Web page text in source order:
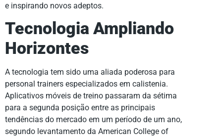
e inspirando novos adeptos.
Tecnologia Ampliando
Horizontes
A tecnologia tem sido uma aliada poderosa para
personal trainers especializados em calistenia.
Aplicativos móveis de treino passaram da sétima
para a segunda posição entre as principais
tendências do mercado em um período de um ano,
segundo levantamento da American College of